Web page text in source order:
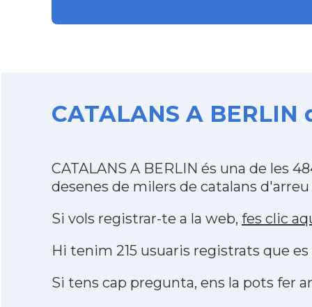
CATALANS A
CATALANS A BERLIN és una de les
desenes de milers de catalans
Si vols registrar-te a la web, fes clic
Hi tenim 215 usuaris registrats que
Si tens cap pregunta, ens la pots fer